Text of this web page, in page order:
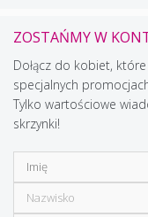
ZOSTAŃMY W
Dołącz do kobiet,
specjalnych
Tylko wartościowe
skrzynki!